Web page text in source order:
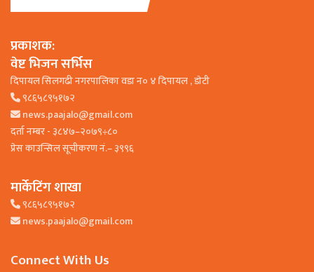
प्रकाशक:
वेष्ट भिजन सर्भिस
दिपायल सिलगढी नगरपालिका वडा न० ४ दिपायल , डाेटी
९८६५८९५१७२
news.paajalo@gmail.com
दर्ता नम्बर - ३८४७–२०७९÷८०
प्रेस काउन्सिल सूचीकरण नं.– ३९९६
मार्केटिंग शाखा
९८६५८९५१७२
news.paajalo@gmail.com
Connect With Us